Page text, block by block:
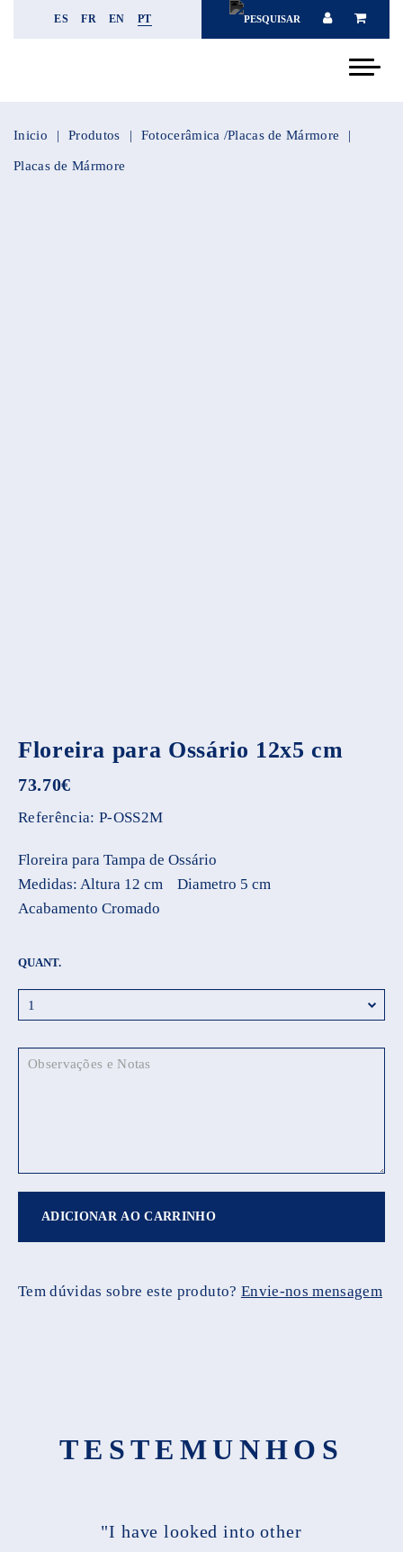
ES FR EN PT
Inicio Produtos Fotocerâmica /Placas de Mármore
Placas de Mármore
Floreira para Ossário 12x5 cm
73.70€
Referência: P-OSS2M
Floreira para Tampa de Ossário
Medidas: Altura 12 cm Diametro 5 cm
Acabamento Cromado
QUANT.
ADICIONAR AO CARRINHO
Tem dúvidas sobre este produto? Envie-nos mensagem
TESTEMUNHOS
"I have looked into other